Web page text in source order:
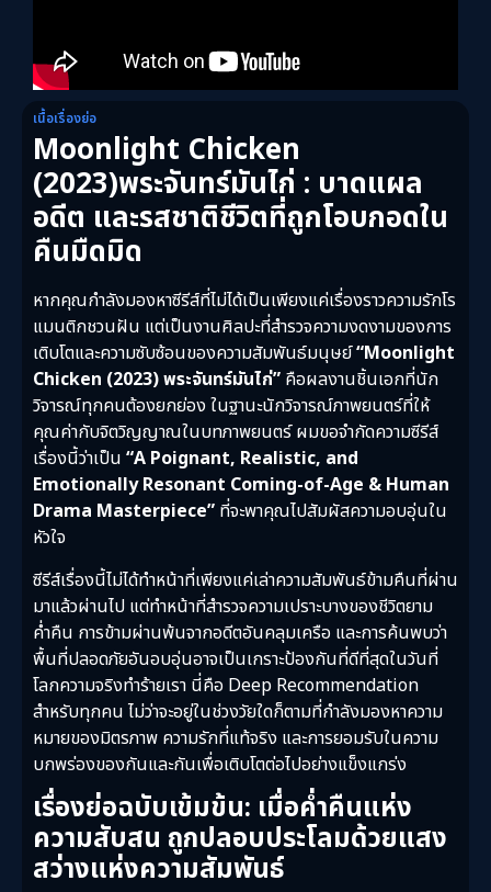
เนื้อเรื่องย่อ
Moonlight Chicken
(2023)พระจันทร์มันไก่ : บาดแผล
อดีต และรสชาติชีวิตที่ถูกโอบกอดใน
คืนมืดมิด
หากคุณกำลังมองหาซีรีส์ที่ไม่ได้เป็นเพียงแค่เรื่องราวความรักโร
แมนติกชวนฝัน แต่เป็นงานศิลปะที่สำรวจความงดงามของการ
เติบโตและความซับซ้อนของความสัมพันธ์มนุษย์“Moonlight
Chicken (2023) พระจันทร์มันไก่” คือผลงานชิ้นเอกที่นัก
วิจารณ์ทุกคนต้องยกย่อง ในฐานะนักวิจารณ์ภาพยนตร์ที่ให้
คุณค่ากับจิตวิญญาณในบทภาพยนตร์ ผมขอจำกัดความซีรีส์
เรื่องนี้ว่าเป็น “A Poignant, Realistic, and
Emotionally Resonant Coming-of-Age & Human
Drama Masterpiece” ที่จะพาคุณไปสัมผัสความอบอุ่นใน
หัวใจ
ซีรีส์เรื่องนี้ไม่ได้ทำหน้าที่เพียงแค่เล่าความสัมพันธ์ข้ามคืนที่ผ่าน
มาแล้วผ่านไป แต่ทำหน้าที่สำรวจความเปราะบางของชีวิตยาม
ค่ำคืน การข้ามผ่านพ้นจากอดีตอันคลุมเครือ และการค้นพบว่า
พื้นที่ปลอดภัยอันอบอุ่นอาจเป็นเกราะป้องกันที่ดีที่สุดในวันที่
โลกความจริงทำร้ายเรา นี่คือ Deep Recommendation
สำหรับทุกคน ไม่ว่าจะอยู่ในช่วงวัยใดก็ตามที่กำลังมองหาความ
หมายของมิตรภาพ ความรักที่แท้จริง และการยอมรับในความ
บกพร่องของกันและกันเพื่อเติบโตต่อไปอย่างแข็งแกร่ง
เรื่องย่อฉบับเข้มข้น: เมื่อค่ำคืนแห่ง
ความสับสน ถูกปลอบประโลมด้วยแสง
สว่างแห่งความสัมพันธ์